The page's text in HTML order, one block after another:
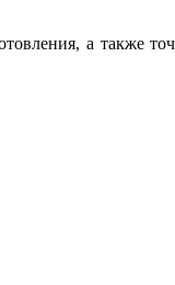
а также